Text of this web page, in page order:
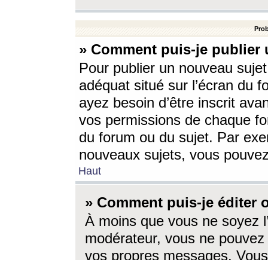
» Comment puis-je
Pour publier un nouveau
adéquat situé sur l’écran du
ayez besoin d’être inscrit
vos permissions de chaque
du forum ou du sujet. Par
nouveaux sujets, vous
Haut
» Comment puis-je éditer
À moins que vous ne soyez
modérateur, vous ne
vos propres messages.